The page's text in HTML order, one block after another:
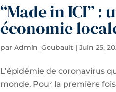
“Made in ICI” :
économie
parAdmin_Goubault |Juin 25,
L’épidémie de coronavirus
monde. Pour la première